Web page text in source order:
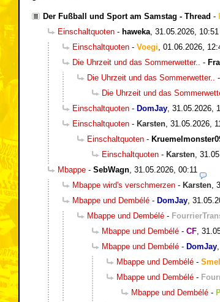
Der Fußball und Sport am Samstag - Thread -
Einschaltquoten - haweka 31.05.2026, 10:51
Einschaltquoten - Voegi 01.06.2026,
Die Uhrzeit und das Sommerwetter..
-
Die Uhrzeit und das Sommerwetter..
-
Die Uhrzeit und das
Einschaltquoten - DomJay 31.05.2026,
Einschaltquoten - Karsten 31.05.2026,
Einschaltquoten -
Einschaltquoten - Karsten
Mbappe - SebWagn 31.05.2026, 00:11
Mbappe wird's verschmerzen - Karsten
Mbappe und Dembélé - DomJay
Mbappe und Dembélé -
Mbappe und Dembélé - CF
Mbappe und Dembélé - DomJay
Mbappe und Dembélé -
Mbappe und Dembélé -
Mbappe und Dembélé -